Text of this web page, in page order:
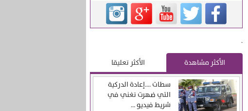
.
الأكثر مشاهدة
الأكثر تعليقا
سطات ….إعادة الدركية
التي ضهرت تغني في
شريط فيديو ...